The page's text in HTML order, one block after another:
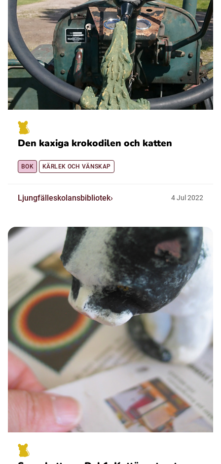
Den kaxiga krokodilen och katten
BOK KÄRLEK OCH VÄNSKAP
Ljungfälleskolansbibliotek 4Jul 2022